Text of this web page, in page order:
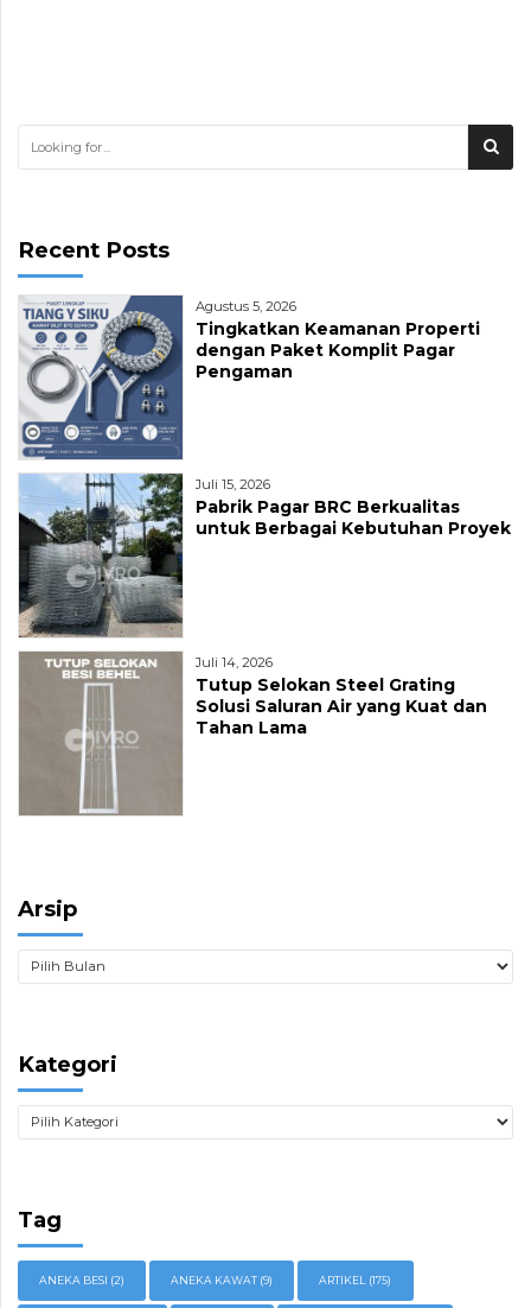
Recent Posts
Agustus 5, 2026
Tingkatkan Keamanan Properti
dengan Paket Komplit Pagar
Pengaman
Juli 15, 2026
Pabrik Pagar BRC Berkualitas
untuk Berbagai Kebutuhan Proyek
Juli 14, 2026
Tutup Selokan Steel Grating
Solusi Saluran Air yang Kuat dan
Tahan Lama
Arsip
Kategori
Tag
ANEKA BESI (2) ANEKA KAWAT (9) ARTIKEL (175)